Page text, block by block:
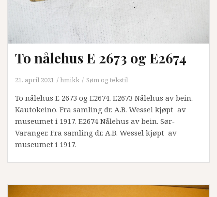
To nålehus E 2673 og E2674
21. april 2021 hmikk Søm og tekstil
To nålehus E 2673 og E2674. E2673 Nålehus av bein.
Kautokeino. Fra samling dr. A.B. Wessel kjøpt av
museumet i 1917. E2674 Nålehus av bein. Sør-
Varanger. Fra samling dr. A.B. Wessel kjøpt av
museumet i 1917.